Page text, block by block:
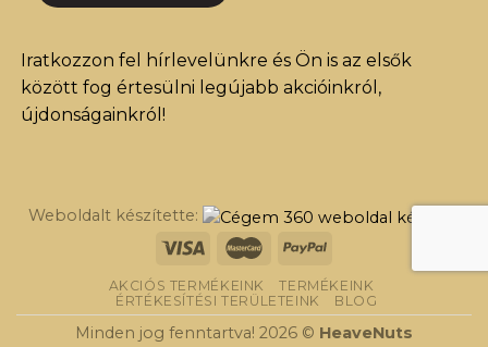
Iratkozzon fel hírlevelünkre és Ön is az elsők
között fog értesülni legújabb akcióinkról,
újdonságainkról!
Weboldalt készítette:
AKCIÓS TERMÉKEINK
TERMÉKEINK
ÉRTÉKESÍTÉSI TERÜLETEINK
BLOG
Minden jog fenntartva! 2026 © HeaveNuts